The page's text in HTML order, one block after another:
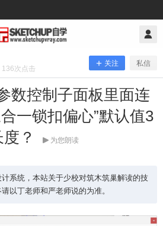
136次点击
关注 私信
数控制子面板里面连
一锁扣偏心”默认值3
？
为您朗读
系统，本站关于少校对筑木筑巢解读的技
以丁老师和严老师说的为准。
学
数控制子面板里面连接
锁扣偏心”默认值33是